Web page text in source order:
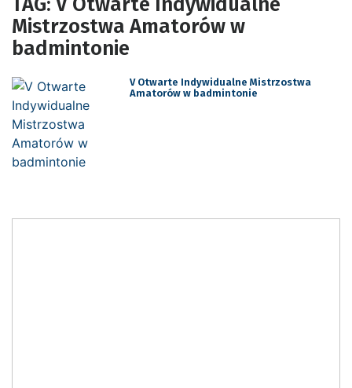
Mistrzostwa Amatorów w
badmintonie
V Otwarte Indywidualne Mistrzostwa
Amatorów w badmintonie